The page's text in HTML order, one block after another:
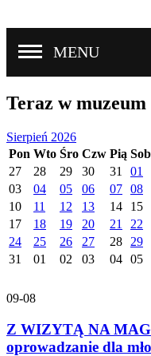
MENU
Teraz w muzeum
Sierpień 2026
Pon Wto Śro Czw Pią Sob
27
28 29 30 31 01
03
04 05 06 07 08
10
11 12 13 14 15
17
18 19 20 21 22
24
25 26 27 28 29
31
01 02 03 04 05
09-08
Z WIZYTĄ NA
oprowadzanie dla